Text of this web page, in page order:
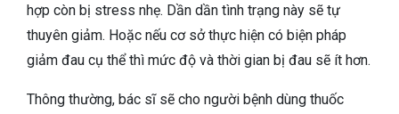
hợp còn bị stress nhẹ. Dần dần tình trạng này sẽ tự
thuyên giảm. Hoặc nếu cơ sở thực hiện có biện pháp
giảm đau cụ thể thì mức độ và thời gian bị đau sẽ ít hơn.
Thông thường, bác sĩ sẽ cho người bệnh dùng thuốc